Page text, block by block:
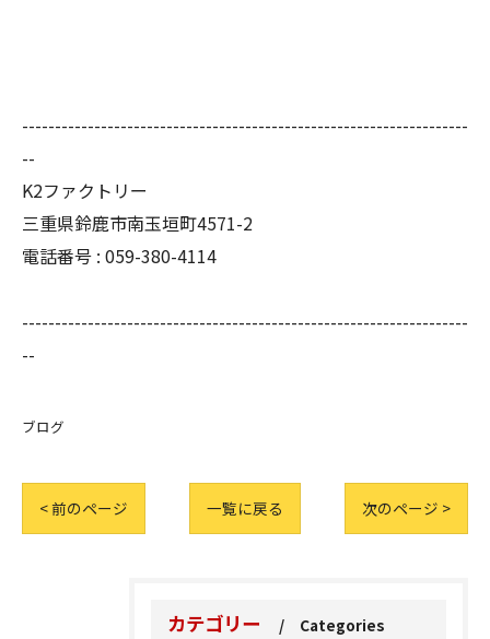
--------------------------------------------------------------------
--
K2ファクトリー
三重県鈴鹿市南玉垣町4571-2
電話番号 : 059-380-4114
--------------------------------------------------------------------
--
ブログ
< 前のページ 一覧に戻る 次のページ >
カテゴリー Categories